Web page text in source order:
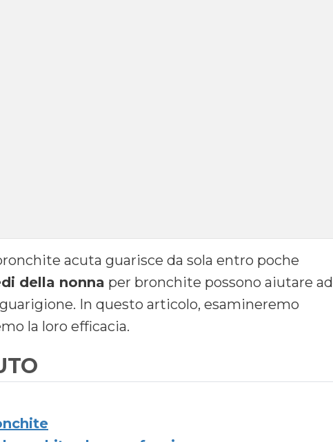
acuta guarisce da sola entro poche
della nonna per bronchite possono aiutare ad
In questo articolo, esamineremo
la loro efficacia.